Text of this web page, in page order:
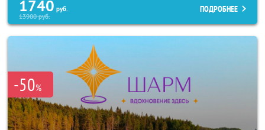
1740 руб.
13900руб.
ПОДРОБНЕЕ
-50%